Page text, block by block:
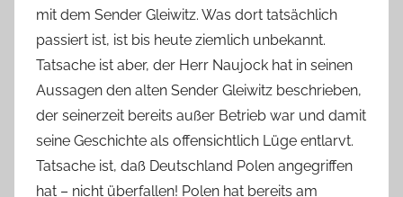
mit dem Sender Gleiwitz. Was dort tatsächlich
passiert ist, ist bis heute ziemlich unbekannt.
Tatsache ist aber, der Herr Naujock hat in seinen
Aussagen den alten Sender Gleiwitz beschrieben,
der seinerzeit bereits außer Betrieb war und damit
seine Geschichte als offensichtlich Lüge entlarvt.
Tatsache ist, daß Deutschland Polen angegriffen
hat – nicht überfallen! Polen hat bereits am